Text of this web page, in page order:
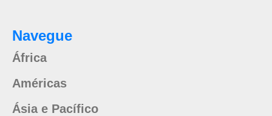
Navegue
África
Américas
Ásia e Pacífico